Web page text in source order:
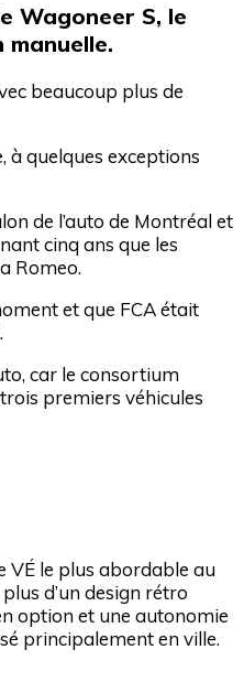
Wagoneer S, le
beaucoup plus de
à quelques exceptions
de l’auto de Montréal et
cinq ans que les
Romeo.
et que FCA était
car le consortium
premiers véhicules
VÉ le plus abordable au
d’un design rétro
option et une autonomie
principalement en ville.